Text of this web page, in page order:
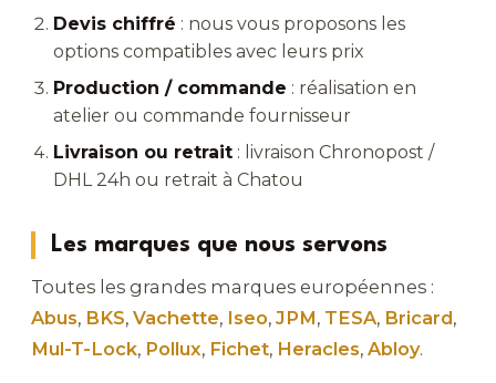
Devis chiffré : nous vous proposons les
options compatibles avec leurs prix
Production / commande : réalisation en
atelier ou commande fournisseur
Livraison ou retrait : livraison Chronopost /
DHL 24h ou retrait à Chatou
Les marques que nous servons
Toutes les grandes marques européennes :
Abus, BKS, Vachette, Iseo, JPM, TESA, Bricard,
Mul-T-Lock, Pollux, Fichet, Heracles, Abloy.